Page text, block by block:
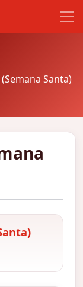
Santa)